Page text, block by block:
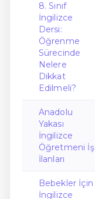
8. Sınıf
İngilizce
Dersi:
Öğrenme
Sürecinde
Nelere
Dikkat
Edilmeli?
Anadolu
Yakası
İngilizce
Öğretmeni İş
İlanları
Bebekler İçin
İngilizce